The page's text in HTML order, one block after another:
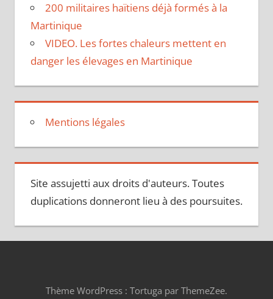
200 militaires haïtiens déjà formés à la
Martinique
VIDEO. Les fortes chaleurs mettent en
danger les élevages en Martinique
Mentions légales
Site assujetti aux droits d'auteurs. Toutes
duplications donneront lieu à des poursuites.
Thème WordPress : Tortuga par ThemeZee.